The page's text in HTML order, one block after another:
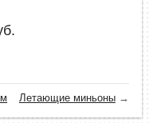
Летающие миньоны→